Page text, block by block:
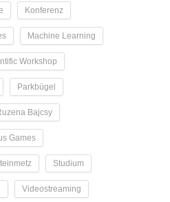
Konferenz
Machine Learning
Workshop
Parkbügel
Bajcsy
Games
Studium
Videostreaming